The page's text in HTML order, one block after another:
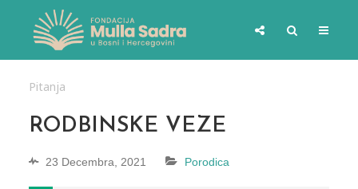
Pitanja
RODBINSKE VEZE
23 Decembra, 2021 Porodica